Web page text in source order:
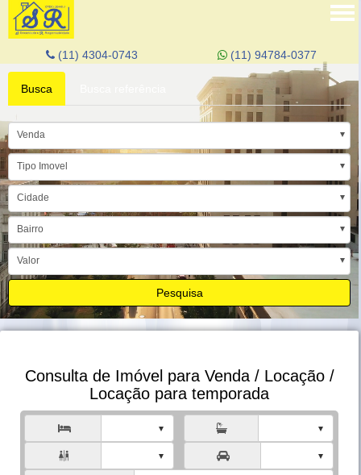
(11) 4304-0743 (11) 94784-0377
Busca
Venda
Tipo Imovel
Cidade
Bairro
Valor
Pesquisa
Consulta de Imóvel para Venda / Locação /
Locação para temporada

 